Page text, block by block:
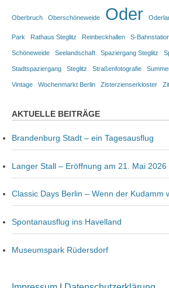
Oberbruch Oberschöneweide Oder
Park Rathaus Steglitz Reinbeckhallen S-
Schöneweide Seelandschaft Spaziergang Steglitz
Stadtspaziergang Steglitz Straßenfotografie
Vintage Wochenmarkt Berlin Zisterzienserkloster
AKTUELLE BEITRÄGE
Brandenburg Stadt – ein Tagesausflug
Langer Stall – Eröffnung am 21. Mai 2026
Classic Days Berlin – Wenn der Kudamm
Spontanausflug ins Havelland
Museumspark Rüdersdorf